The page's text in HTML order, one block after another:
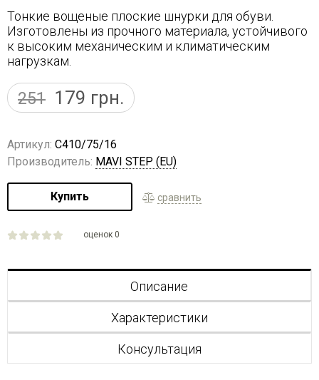
Тонкие вощеные плоские шнурки для обуви.
Изготовлены из прочного материала, устойчивого
к высоким механическим и климатическим
нагрузкам.
251 179 грн.
Артикул: C410/75/16
Производитель: MAVI STEP (EU)
Купить сравнить
оценок 0
Описание
Характеристики
Консультация